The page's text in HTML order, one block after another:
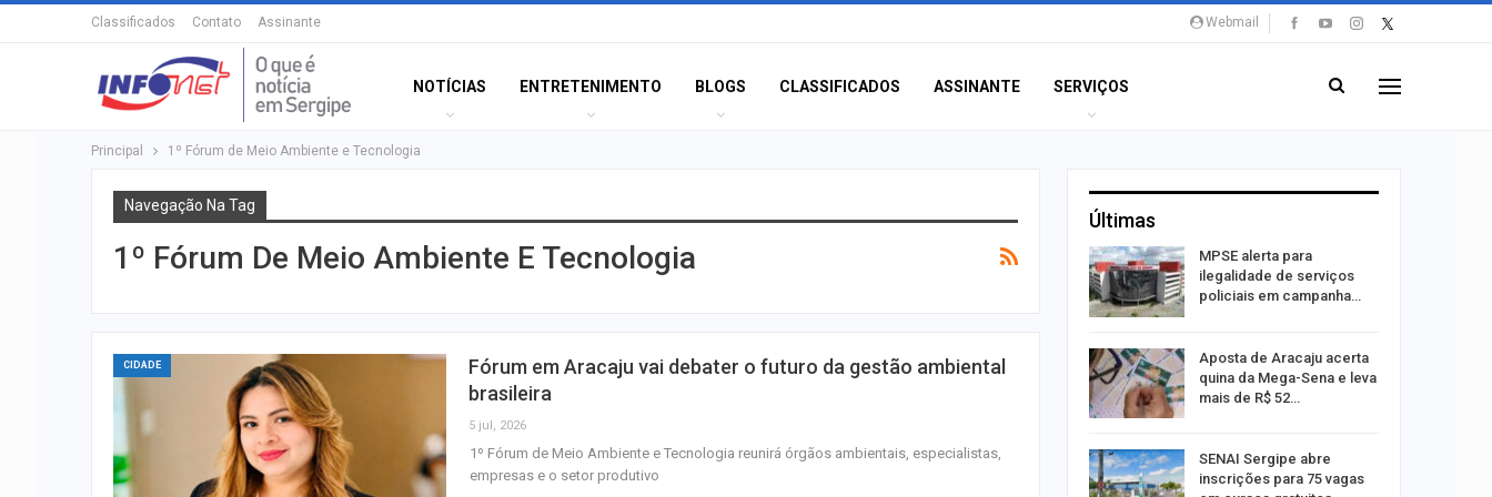
Webmail
Classificados Contato Assinante
NOTÍCIAS ENTRETENIMENTO BLOGS CLASSIFICADOS ASSINANTE SERVIÇOS
Principal 1º Fórum de Meio Ambiente e Tecnologia
Navegação Na Tag
1º Fórum De Meio Ambiente E Tecnologia
CIDADE
Fórum em Aracaju vai debater o futuro da gestão ambiental
brasileira
5 jul, 2026
1º Fórum de Meio Ambiente e Tecnologia reunirá órgãos ambientais, especialistas,
empresas e o setor produtivo
Últimas
Homem Aranha: Um Novo
Mulher é agredida e
companheiro é preso por
Sergipe terá possibilidade
MPSE alerta para
ilegalidade de serviços
policiais em campanha…
Aposta de Aracaju acerta
quina da Mega-Sena e leva
mais de R$ 52…
SENAI Sergipe abre
inscrições para 75 vagas